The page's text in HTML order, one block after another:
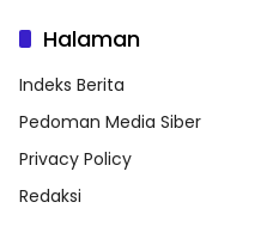
Halaman
Indeks Berita
Pedoman Media Siber
Privacy Policy
Redaksi